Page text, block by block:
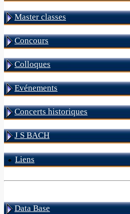
Master classes
Concours
Colloques
Evénements
Concerts historiques
J S BACH
Liens
Data Base